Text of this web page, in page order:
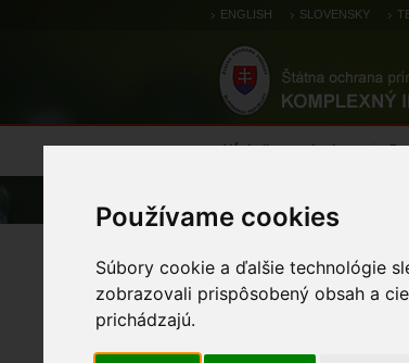
Používame cookies
Súbory cookie a ďalšie technológie
zobrazovali prispôsobený obsah a
prichádzajú.
ENGLISH SLOVENSKY
Výsledky monitoringu
Alúvium Muráňa